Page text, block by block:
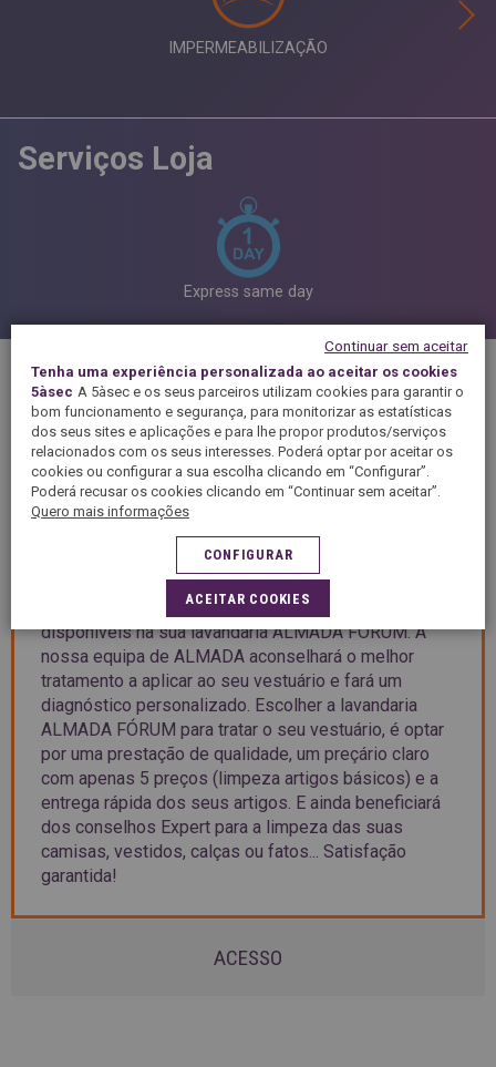
IMPERMEABILIZAÇÃO
Serviços Loja
Express same day
APRESENTAÇÃO
Benvindo à 5àsec ALMADA FÓRUM, a sua lavandaria
em ALMADA. O grupo 5àsec, com mais de 50 anos
de "saber-fazer", garante-lhe o melhor tratamento ao
seu vestuário e roupa de casa. Pré-tratamento,
limpeza a seco, engomado… descubra os serviços
disponíveis na sua lavandaria ALMADA FÓRUM. A
nossa equipa de ALMADA aconselhará o melhor
tratamento a aplicar ao seu vestuário e fará um
diagnóstico personalizado. Escolher a lavandaria
ALMADA FÓRUM para tratar o seu vestuário, é optar
por uma prestação de qualidade, um preçário claro
com apenas 5 preços (limpeza artigos básicos) e a
entrega rápida dos seus artigos. E ainda beneficiará
dos conselhos Expert para a limpeza das suas
camisas, vestidos, calças ou fatos... Satisfação
garantida!
ACESSO
Tenha uma experiência personalizada ao aceitar os cookies
5àsec A 5àsec e os seus parceiros utilizam cookies para garantir o
bom funcionamento e segurança, para monitorizar as estatísticas
dos seus sites e aplicações e para lhe propor produtos/serviços
relacionados com os seus interesses. Poderá optar por aceitar os
cookies ou configurar a sua escolha clicando em “Configurar”.
Poderá recusar os cookies clicando em “Continuar sem aceitar”.
Quero mais informações
ACEITAR COOKIES
CONFIGURAR
Continuar sem aceitar